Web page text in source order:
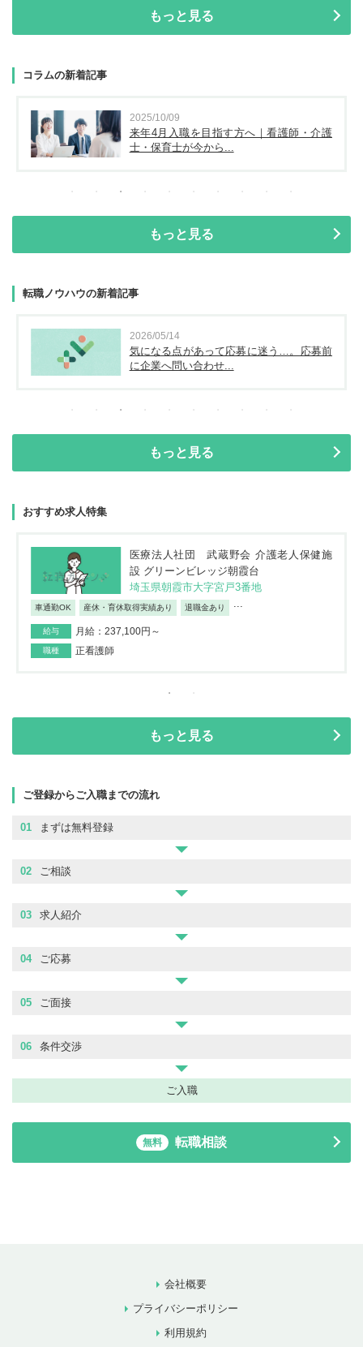
もっと見る
コラムの新着記事
2025/10/09
来年4月入職を目指す方へ｜看護師・介護
士・保育士が今から...
もっと見る
転職ノウハウの新着記事
2026/05/14
気になる点があって応募に迷う…。応募前
に企業へ問い合わせ...
もっと見る
おすすめ求人特集
医療法人社団 武蔵野会 介護老人保健施
設 グリーンビレッジ朝霞台
埼玉県朝霞市大字宮戸3番地
車通勤OK 産休・育休取得実績あり 退職金あり
給与 月給：237,100円～
職種 正看護師
もっと見る
ご登録からご入職までの流れ
01 まずは無料登録
02 ご相談
03 求人紹介
04 ご応募
05 ご面接
06 条件交渉
ご入職
無料 転職相談
会社概要
プライバシーポリシー
利用規約